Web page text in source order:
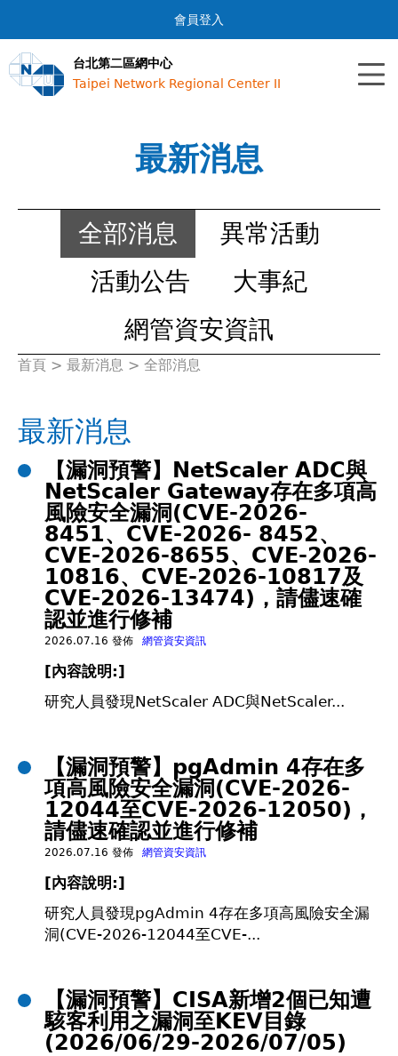
Jump to navigation
會員登入
台北第二區網中心
Taipei Network Regional Center II
最新消息
全部消息
異常活動
活動公告
大事紀
網管資安資訊
您
在
這
首頁 > 最新消息 > 全部消息
最新消息
【漏洞預警】NetScaler ADC與
NetScaler Gateway存在多項高
風險安全漏洞(CVE-2026-
8451、CVE-2026- 8452、
CVE-2026-8655、CVE-2026-
10816、CVE-2026-10817及
CVE-2026-13474)，請儘速確
認並進行修補
2026.07.16 發佈 網管資安資訊
[內容說明:]
研究人員發現NetScaler ADC與NetScaler...
【漏洞預警】pgAdmin 4存在多
項高風險安全漏洞(CVE-2026-
12044至CVE-2026-12050)，
請儘速確認並進行修補
2026.07.16 發佈 網管資安資訊
[內容說明:]
研究人員發現pgAdmin 4存在多項高風險安全漏
洞(CVE-2026-12044至CVE-...
【漏洞預警】CISA新增2個已知遭
駭客利用之漏洞至KEV目錄
(2026/06/29-2026/07/05)